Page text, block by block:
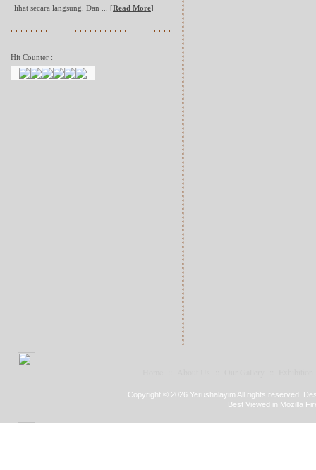
lihat secara langsung. Dan ... [Read More]
Hit Counter :
Copyright © 2026 Yerushalayim All rights reserved.
Best Viewed in Mozilla